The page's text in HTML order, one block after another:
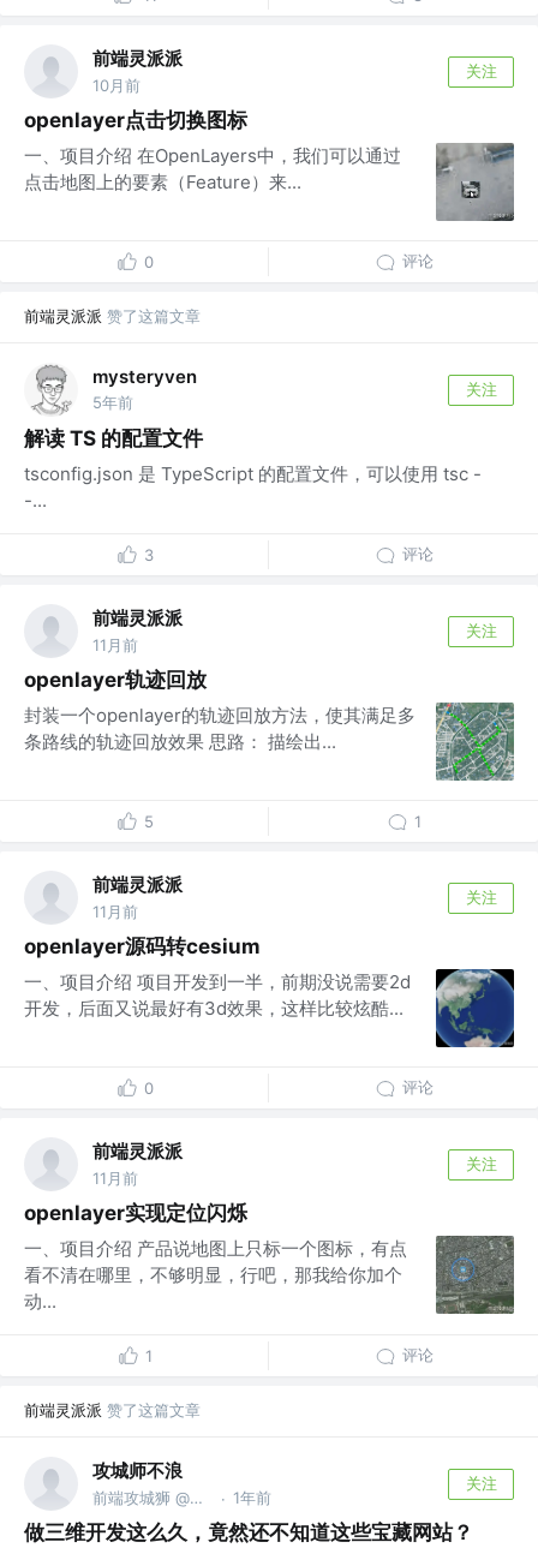
前端灵派派
10月前
关注
openlayer点击切换图标
一、项目介绍 在OpenLayers中，我们可以通过
点击地图上的要素（Feature）来...
0 评论
前端灵派派 赞了这篇文章
mysteryven
5年前
关注
解读 TS 的配置文件
tsconfig.json 是 TypeScript 的配置文件，可以使用 tsc -
-...
3 评论
前端灵派派
11月前
关注
openlayer轨迹回放
封装一个openlayer的轨迹回放方法，使其满足多
条路线的轨迹回放效果 思路： 描绘出...
5 1
前端灵派派
11月前
关注
openlayer源码转cesium
一、项目介绍 项目开发到一半，前期没说需要2d
开发，后面又说最好有3d效果，这样比较炫酷...
0 评论
前端灵派派
11月前
关注
openlayer实现定位闪烁
一、项目介绍 产品说地图上只标一个图标，有点
看不清在哪里，不够明显，行吧，那我给你加个
动...
1 评论
前端灵派派 赞了这篇文章
攻城师不浪
前端攻城狮 @家里蹲 · 1年前
关注
做三维开发这么久，竟然还不知道这些宝藏网站？